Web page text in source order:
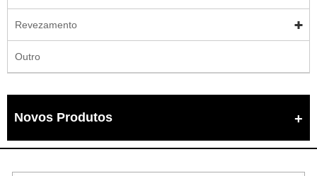
Revezamento
Outro
Novos Produtos